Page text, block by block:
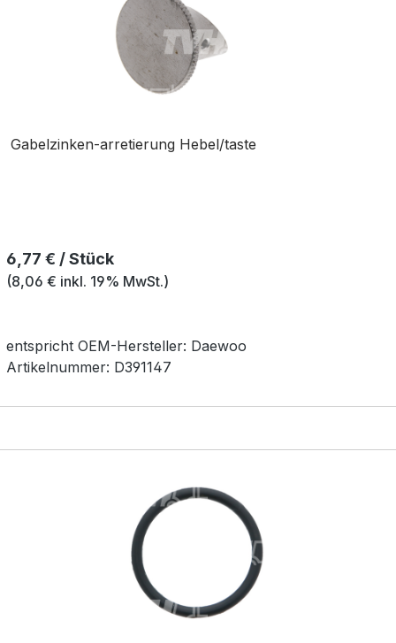
Gabelzinken-arretierung Hebel/taste
Regulärer Preis:
6,77 € / Stück
(8,06 € inkl. 19% MwSt.)
entspricht OEM-Hersteller: Daewoo
Artikelnummer: D391147